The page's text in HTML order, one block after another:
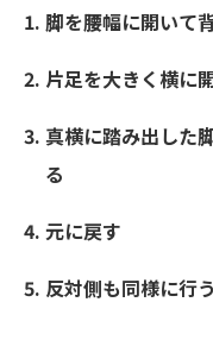
脚を腰幅に開いて
片足を大きく横に
真横に踏み出した
る
元に戻す
反対側も同様に行う